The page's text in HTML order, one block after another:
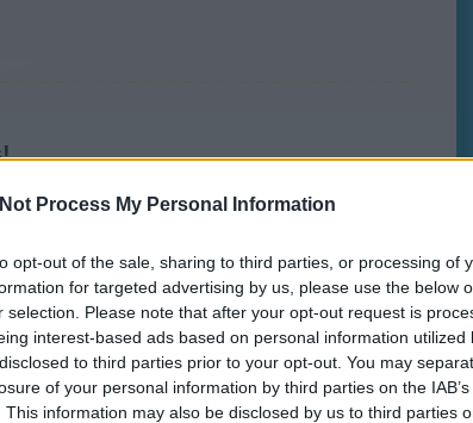
Process My Personal Information
opt-out of the sale, sharing to third parties, or processing of
for targeted advertising by us, please use the below
selection. Please note that after your opt-out request is
interest-based ads based on personal information utilized
to third parties prior to your opt-out. You may
of your personal information by third parties on the
This information may also be disclosed by us to third parties
is kíséri őket. Sokan jó ötletnek tartják a málló, csúf
borítani velük, néha a városi zöldítés, a beton
eszközei, látni őket erkélyeken, társasházi
és temetőkben is…